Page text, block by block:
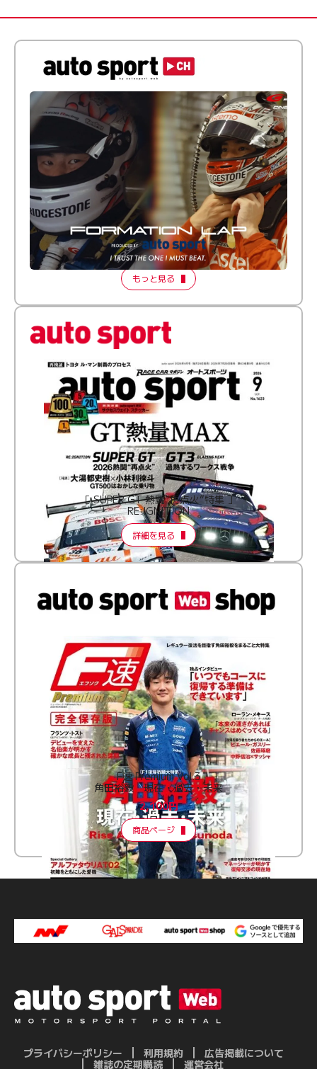
倒す相手を、信じてる。小林利徠斗 × 野村勇斗
【FORMATION LAP Produced by auto sport】
2026 Episode 2
もっと見る
［ SUPER GT 熱闘“再点火”特集 ］
RE:IGNITION
詳細を見る
F速 Premium Vol.3
角田裕毅 現在・過去・未来
2,100円
商品ページ
プライバシーポリシー 利用規約
広告掲載について
雑誌の定期購読
運営会社